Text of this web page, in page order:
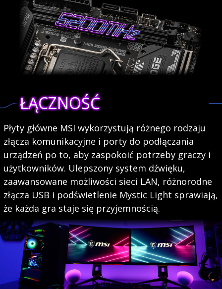
ŁĄCZNOŚĆ
Płyty główne MSI wykorzystują różnego rodzaju
złącza komunikacyjne i porty do podłączania
urządzeń po to, aby zaspokoić potrzeby graczy i
użytkowników. Ulepszony system dźwięku,
zaawansowane możliwości sieci LAN, różnorodne
złącza USB i podświetlenie Mystic Light sprawiają,
że każda gra staje się przyjemnością.